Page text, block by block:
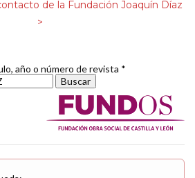
de la Fundación Joaquín Díaz
>
año o número de revista *